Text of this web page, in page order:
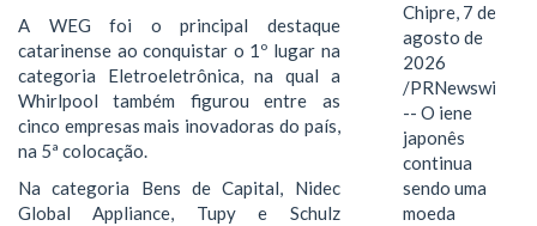
A WEG foi o principal destaque
catarinense ao conquistar o 1º lugar na
categoria Eletroeletrônica, na qual a
Whirlpool também figurou entre as
cinco empresas mais inovadoras do país,
na 5ª colocação.
Na categoria Bens de Capital, Nidec
Global Appliance, Tupy e Schulz
Chipre, 7 de
agosto de
2026
/PRNewswire/
-- O iene
japonês
continua
sendo uma
moeda